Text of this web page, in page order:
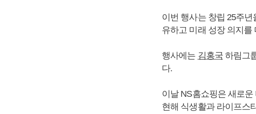
이번 행사는 창립 25주
유하고 미래 성장 의지를
행사에는 김홍국하림그
다.
이날 NS홈쇼핑은 새로운
현해 식생활과 라이프스